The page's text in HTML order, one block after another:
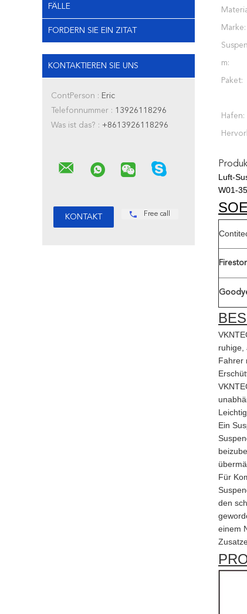
FÄLLE
FORDERN SIE EIN ZITAT
KONTAKTIEREN SIE UNS
ContPerson : Eric
Telefonnummer : 13926118296
Was ist das? : +8613926118296
Free call
Marke:
m:
Paket:
Hafen:
Luft-
W01-
ruhige,
Fahrer
Ein
Für
den
einem